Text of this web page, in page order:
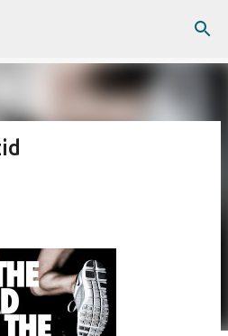
principal